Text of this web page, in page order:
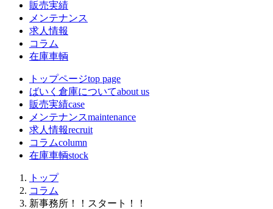
販売実績
メンテナンス
求人情報
コラム
在庫車輌
トップページtop page
ばいく倉庫についてabout us
販売実績case
メンテナンスmaintenance
求人情報recruit
コラムcolumn
在庫車輌stock
トップ
コラム
新事務所！！スタート！！